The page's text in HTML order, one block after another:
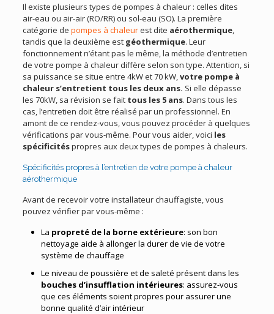
Il existe plusieurs types de pompes à chaleur : celles dites
air-eau ou air-air (RO/RR) ou sol-eau (SO). La première
catégorie de pompes à chaleurest dite aérothermique,
tandis que la deuxième est géothermique. Leur
fonctionnement n’étant pas le même, la méthode d’entretien
de votre pompe à chaleur diffère selon son type. Attention, si
sa puissance se situe entre 4kW et 70 kW,votre pompe à
chaleur s’entretient tous les deux ans. Si elle dépasse
les 70kW, sa révision se fait tous les 5 ans. Dans tous les
cas, l’entretien doit être réalisé par un professionnel. En
amont de ce rendez-vous, vous pouvez procéder à quelques
vérifications par vous-même. Pour vous aider, voici les
spécificitéspropres aux deux types de pompes à chaleurs.
Spécificités propres à l’entretien de votre pompe à chaleur
aérothermique
Avant de recevoir votre installateur chauffagiste, vous
pouvez vérifier par vous-même :
La propreté de la borne extérieure: son bon
nettoyage aide à allonger la durer de vie de votre
système de chauffage
Le niveau de poussière et de saleté présent dans les
bouches d’insufflation intérieures: assurez-vous
que ces éléments soient propres pour assurer une
bonne qualité d’air intérieur